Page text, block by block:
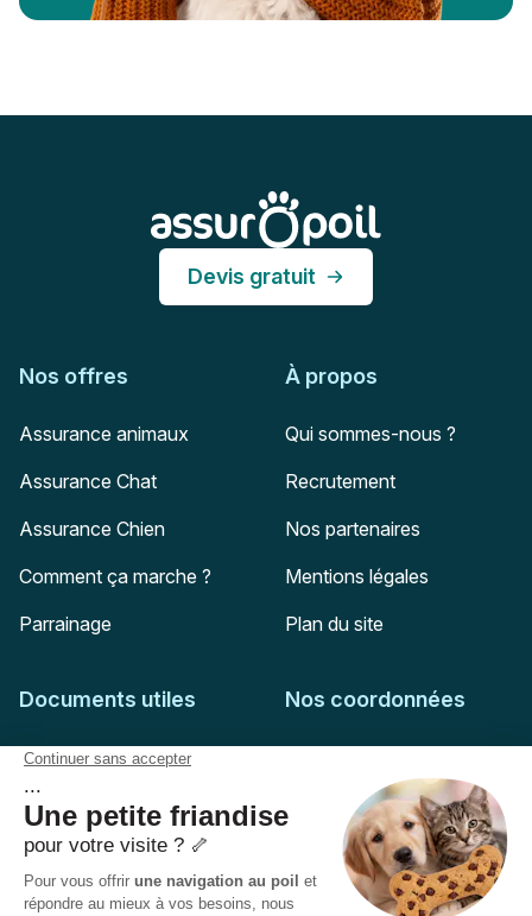
Devis gratuit
Nos offres
Assurance animaux
Assurance Chat
Assurance Chien
Comment ça marche ?
Parrainage
À propos
Qui sommes-nous ?
Recrutement
Nos partenaires
Mentions légales
Plan du site
Documents utiles
Feuille de soins
Conditions générales
Politique de confidentialité
Politique des Cookies
Nos coordonnées
51-55 rue Hoche
94767
Ivry-sur-Seine
Pas encore client ?
Mail :
adhesion@assuropoil.com